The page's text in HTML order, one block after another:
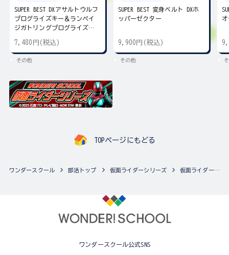
SUPER BEST DXアサルトウルフ
プログライズキー＆ランペイ
ジガトリングプログライズキ
7,480円(税込)
その他
SUPER BEST 変身ベルト DXホ
ッパーゼクター
9,900円(税込)
その他
TOPページにもどる
ワンダースクール 部活トップ 仮面ライダーシリーズ 仮面ライダーシリーズの最新商品一覧
ワンダースクール公式SNS